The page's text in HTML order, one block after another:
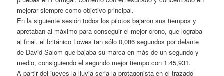
mejorar siempre como objetivo principal.
En la siguiente sesión todos los pilotos bajaron sus tiempos y
apretaban al máximo para conseguir el mejor crono, que lograba
al final, el británico Lowes tan sólo 0,086 segundos por delante
de David Salom que bajaba su marca en más de un segundo y
medio, consiguiendo el segundo mejor tiempo con 1:45,931.
A partir del jueves la lluvia seria la protagonista en el trazado